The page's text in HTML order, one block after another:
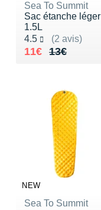
Sea To Summit
Sac étanche léger
1.5L
4.5
(2 avis)
Noté 4.5 sur 5
13€
Au lieu de 13€
11€
Vendu 11€
NEW
Sea To Summit